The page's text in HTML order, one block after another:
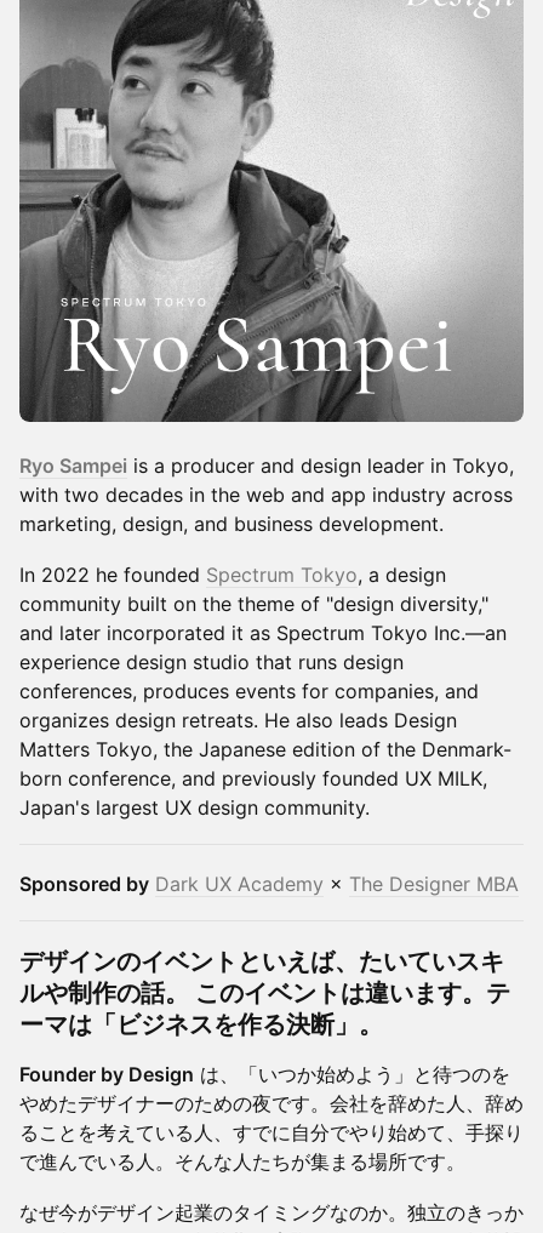
Ryo Sampei is a producer and design leader in Tokyo,
with two decades in the web and app industry across
marketing, design, and business development.
In 2022 he founded Spectrum Tokyo, a design
community built on the theme of "design diversity,"
and later incorporated it as Spectrum Tokyo Inc.—an
experience design studio that runs design
conferences, produces events for companies, and
organizes design retreats. He also leads Design
Matters Tokyo, the Japanese edition of the Denmark-
born conference, and previously founded UX MILK,
Japan's largest UX design community.
Sponsored by Dark UX Academy × The Designer MBA
デザインのイベントといえば、たいていスキ
ルや制作の話。 このイベントは違います。テ
ーマは「ビジネスを作る決断」。
Founder by Design は、「いつか始めよう」と待つのを
やめたデザイナーのための夜です。会社を辞めた人、辞め
ることを考えている人、すでに自分でやり始めて、手探り
で進んでいる人。そんな人たちが集まる場所です。
なぜ今がデザイン起業のタイミングなのか。独立のきっか